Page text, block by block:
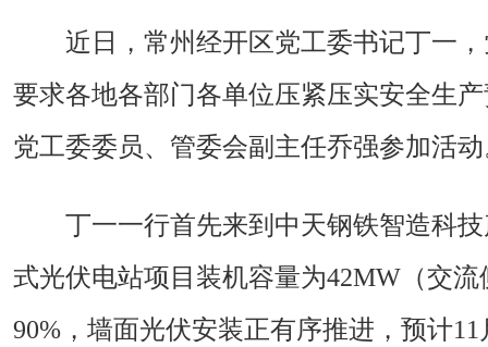
近日，常州经开区党工委书记丁一
要求各地各部门各单位压紧压实安全生
党工委委员、管委会副主任乔强参加活
丁一一行首先来到中天钢铁智造科
式光伏电站项目装机容量为42MW（交
90%，墙面光伏安装正有序推进，预计